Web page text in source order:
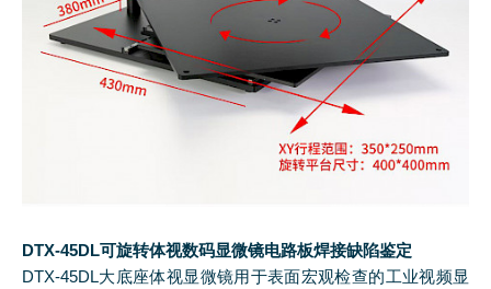
DTX-45DL可旋转体视数码显微镜电路板焊接缺陷鉴定
DTX-45DL大底座体视显微镜用于表面宏观检查的工业视频显